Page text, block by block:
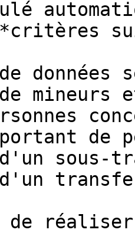
données
mineurs
de
d'un sous-
de